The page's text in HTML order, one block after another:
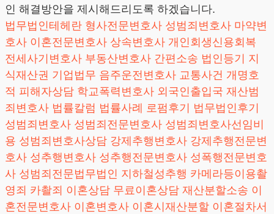
인 해결방안을 제시해드리도록 하겠습니다.
법무법인테헤란 형사전문변호사 성범죄변호사 마약변
호사 이혼전문변호사 상속변호사 개인회생신용회복
전세사기변호사 부동산변호사 간편소송 법인등기
지
식재산권 기업법무 음주운전변호사 교통사건 개명호
적 피해자상담 학교폭력변호사 외국인출입국 재산범
죄변호사 법률칼럼 법률사례 로펌후기
법무법인후기
성범죄변호사 성범죄전문변호사 성범죄변호사선임비
용 성범죄변호사상담 강제추행변호사 강제추행전문변
호사 성추행변호사 성추행전문변호사 성폭행전문변호
사 성범죄전문법무법인 지하철성추행 카메라등이용촬
영죄 카촬죄 이혼상담 무료이혼상담 재산분할소송 이
혼전문변호사 이혼변호사 이혼시재산분할 이혼절차서